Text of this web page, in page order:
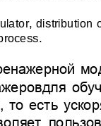
distribution
для
есть